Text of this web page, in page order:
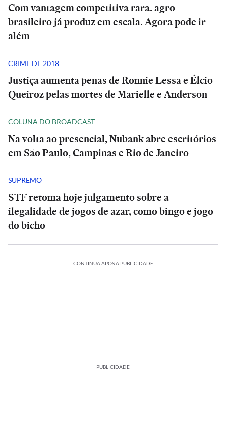
Com vantagem competitiva rara. agro
brasileiro já produz em escala. Agora pode ir
além
CRIME DE 2018
Justiça aumenta penas de Ronnie Lessa e Élcio
Queiroz pelas mortes de Marielle e Anderson
COLUNA DO BROADCAST
Na volta ao presencial, Nubank abre escritórios
em São Paulo, Campinas e Rio de Janeiro
SUPREMO
STF retoma hoje julgamento sobre a
ilegalidade de jogos de azar, como bingo e jogo
do bicho
CONTINUA APÓS A PUBLICIDADE
PUBLICIDADE